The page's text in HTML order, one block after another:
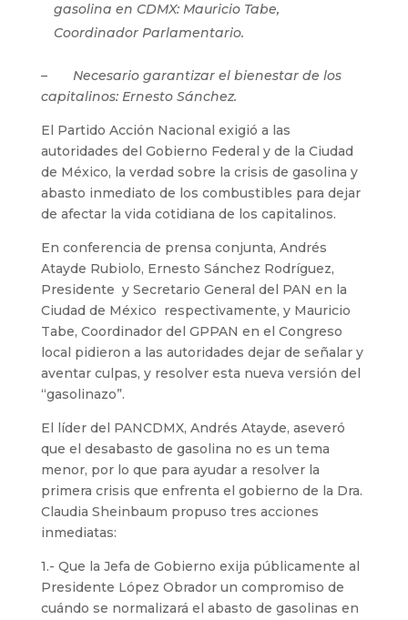
gasolina en CDMX: Mauricio Tabe,
Coordinador Parlamentario.
– Necesario garantizar el bienestar de los
capitalinos: Ernesto Sánchez.
El Partido Acción Nacional exigió a las
autoridades del Gobierno Federal y de la Ciudad
de México, la verdad sobre la crisis de gasolina y
abasto inmediato de los combustibles para dejar
de afectar la vida cotidiana de los capitalinos.
En conferencia de prensa conjunta, Andrés
Atayde Rubiolo, Ernesto Sánchez Rodríguez,
Presidente y Secretario General del PAN en la
Ciudad de México respectivamente, y Mauricio
Tabe, Coordinador del GPPAN en el Congreso
local pidieron a las autoridades dejar de señalar y
aventar culpas, y resolver esta nueva versión del
“gasolinazo”.
El líder del PANCDMX, Andrés Atayde, aseveró
que el desabasto de gasolina no es un tema
menor, por lo que para ayudar a resolver la
primera crisis que enfrenta el gobierno de la Dra.
Claudia Sheinbaum propuso tres acciones
inmediatas:
1.- Que la Jefa de Gobierno exija públicamente al
Presidente López Obrador un compromiso de
cuándo se normalizará el abasto de gasolinas en